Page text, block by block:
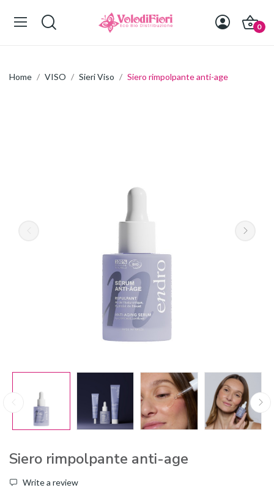
0
Home VISO Sieri Viso Siero rimpolpante anti-age
Siero rimpolpante anti-age
Write a review